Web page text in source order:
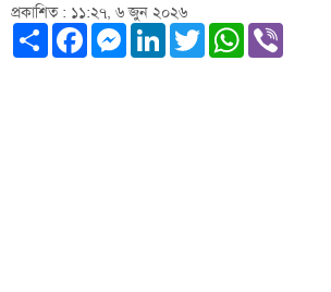
প্রকাশিত : ১১:২৭, ৬ জুন ২০২৬
ShareFacebook
Messenger
LinkedIn
TwitterWhatsApp